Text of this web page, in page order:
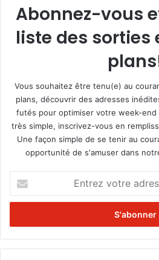
Abonnez-vous
liste des sorties
Vous souhaitez être tenu(e) au
plans, découvrir des adresses
futés pour optimiser votre week-end
très simple, inscrivez-vous en
Une façon simple de se tenir au
opportunité de s'amuser dans
t
e
z